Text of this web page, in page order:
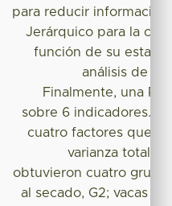
para reducir información
Jerárquico para la
función de su
análisis de
Finalmente, una
sobre 6 indicadores.
cuatro factores que
varianza total
obtuvieron cuatro
al secado, G2; vacas